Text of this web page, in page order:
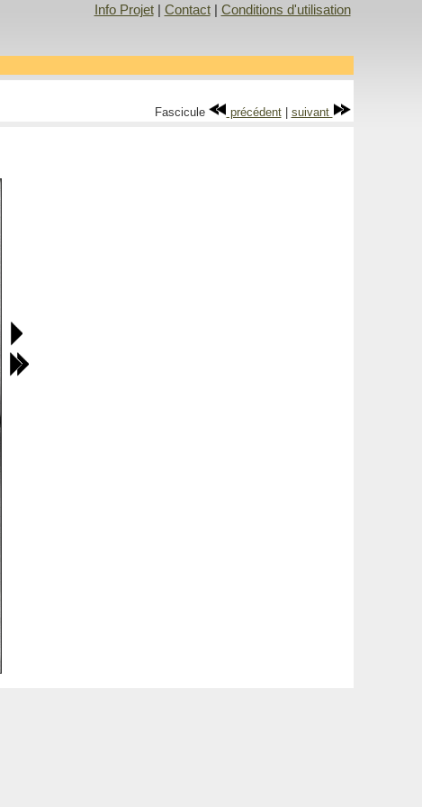
Info Projet| Contact| Conditions d'utilisation
Fascicule précédent| suivant